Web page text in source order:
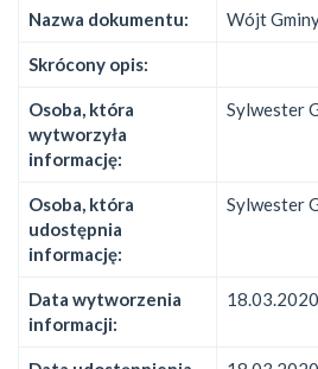
Nazwa dokumentu: Wójt
Skrócony opis:
Osoba, która
wytworzyła
informację:
Sylwester
Osoba, która
udostępnia
informację:
Sylwester
Data wytworzenia
informacji: